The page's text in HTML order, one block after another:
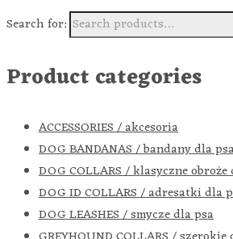
Search for:
Product categories
ACCESSORIES / akcesoria
DOG BANDANAS / bandany dla
DOG COLLARS / klasyczne
DOG ID COLLARS / adresatki dla
DOG LEASHES / smycze dla psa